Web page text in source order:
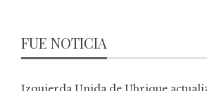
FUE NOTICIA